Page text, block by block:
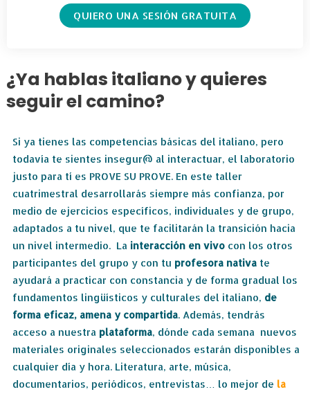
QUIERO UNA SESIÓN GRATUITA
¿Ya hablas italiano y quieres
seguir el camino?
Si ya tienes las competencias básicas del italiano, pero
todavía te sientes insegur@ al interactuar, el laboratorio
justo para tí es PROVE SU PROVE. En este taller
cuatrimestral desarrollarás siempre más confianza, por
medio de ejercicios específicos, individuales y de grupo,
adaptados a tu nivel, que te facilitarán la transición hacia
un nivel intermedio. La interacción en vivo con los otros
participantes del grupo y con tu profesora nativa te
ayudará a practicar con constancia y de forma gradual los
fundamentos lingüísticos y culturales del italiano, de
forma eficaz, amena y compartida. Además, tendrás
acceso a nuestra plataforma, dónde cada semana nuevos
materiales originales seleccionados estarán disponibles a
cualquier día y hora. Literatura, arte, música,
documentarios, periódicos, entrevistas… lo mejor de la